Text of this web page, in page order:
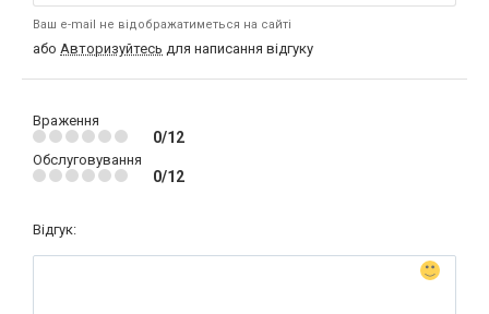
Ваш e-mail не відображатиметься на сайті
або Авторизуйтесь для написання відгуку
Враження
0/12
Обслуговування
0/12
Відгук: